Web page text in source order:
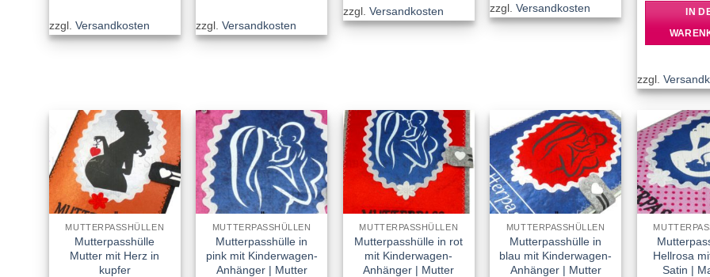
zzgl. Versandkosten zzgl.Versandkosten
zzgl. Versandkosten zzgl.Versandkosten IN
zzgl.
Add to
wishlist
MUTTERPASSHÜLLEN
Mutterpasshülle
Mutter mit Herz in
kupfer
Add to
wishlist
MUTTERPASSHÜLLEN
Mutterpasshülle in
pink mit Kinderwagen-
Anhänger | Mutter
Add to
wishlist
MUTTERPASSHÜLLEN
Mutterpasshülle in rot
mit Kinderwagen-
Anhänger | Mutter
Add to
wishlist
MUTTERPASSHÜLLEN
Mutterpasshülle in
blau mit Kinderwagen-
Anhänger | Mutter
Hellrosa
Satin |